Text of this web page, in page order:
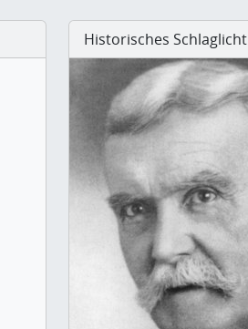
Historisches Schlaglicht